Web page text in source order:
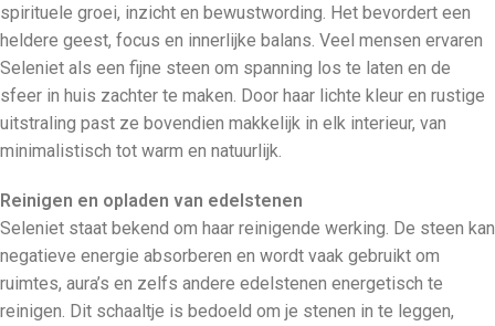
spirituele groei, inzicht en bewustwording. Het bevordert een
heldere geest, focus en innerlijke balans. Veel mensen ervaren
Seleniet als een fijne steen om spanning los te laten en de
sfeer in huis zachter te maken. Door haar lichte kleur en rustige
uitstraling past ze bovendien makkelijk in elk interieur, van
minimalistisch tot warm en natuurlijk.
Reinigen en opladen van edelstenen
Seleniet staat bekend om haar reinigende werking. De steen kan
negatieve energie absorberen en wordt vaak gebruikt om
ruimtes, aura’s en zelfs andere edelstenen energetisch te
reinigen. Dit schaaltje is bedoeld om je stenen in te leggen,